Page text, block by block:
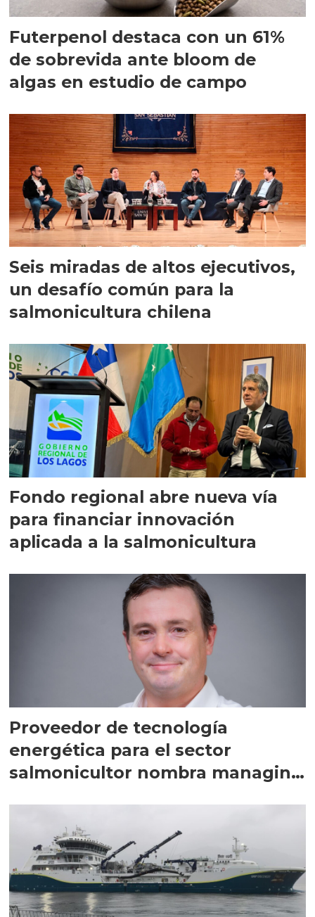
Futerpenol destaca con un 61%
de sobrevida ante bloom de
algas en estudio de campo
Seis miradas de altos ejecutivos,
un desafío común para la
salmonicultura chilena
Fondo regional abre nueva vía
para financiar innovación
aplicada a la salmonicultura
Proveedor de tecnología
energética para el sector
salmonicultor nombra managing